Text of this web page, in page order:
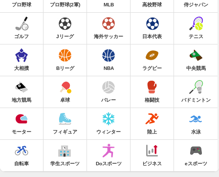
プロ野球 プロ野球(2軍) MLB 高校野球 侍ジャパン
ゴルフ Jリーグ 海外サッカー 日本代表 テニス
大相撲 Bリーグ NBA ラグビー 中央競馬
地方競馬 卓球 バレー 格闘技 バドミントン
モーター フィギュア ウィンター 陸上 水泳
自転車 学生スポーツ Doスポーツ ビジネス eスポーツ